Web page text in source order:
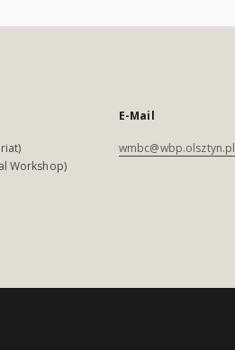
Workshop)
E-Mail
wmbc@wbp.olsztyn.pl